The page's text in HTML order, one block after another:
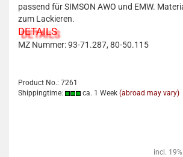
passend für SIMSON AWO und EMW.
zum Lackieren.
DETAILS
MZ Nummer: 93-71.287, 80-50.115
Product No.: 7261
Shippingtime:
ca. 1 Week (abroad may vary)
incl.